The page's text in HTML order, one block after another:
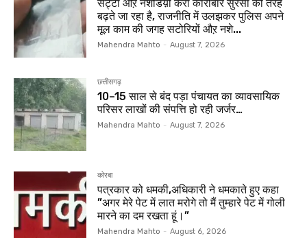
सट्टा औऱ नशेडिय़ों करा कारोबार सुरसा की तरह
बढ़ते जा रहा है, राजनीति में उलझकर पुलिस अपने
मूल काम की जगह सटोरियों औऱ नशे...
Mahendra Mahto - August 7, 2026
छत्तीसगढ़
10–15 साल से बंद पड़ा पंचायत का व्यावसायिक
परिसर लाखों की संपत्ति हो रही जर्जर…
Mahendra Mahto - August 7, 2026
कोरबा
पत्रकार को धमकी,अधिकारी ने धमकाते हुए कहा
”अगर मेरे पेट में लात मरोगे तो मैं तुम्हारे पेट में गोली
मारने का दम रखता हूं।”
Mahendra Mahto - August 6, 2026